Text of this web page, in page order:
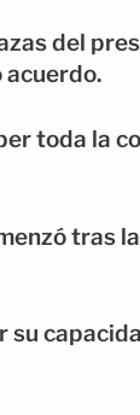
del
acuerdo.
toda la
tras